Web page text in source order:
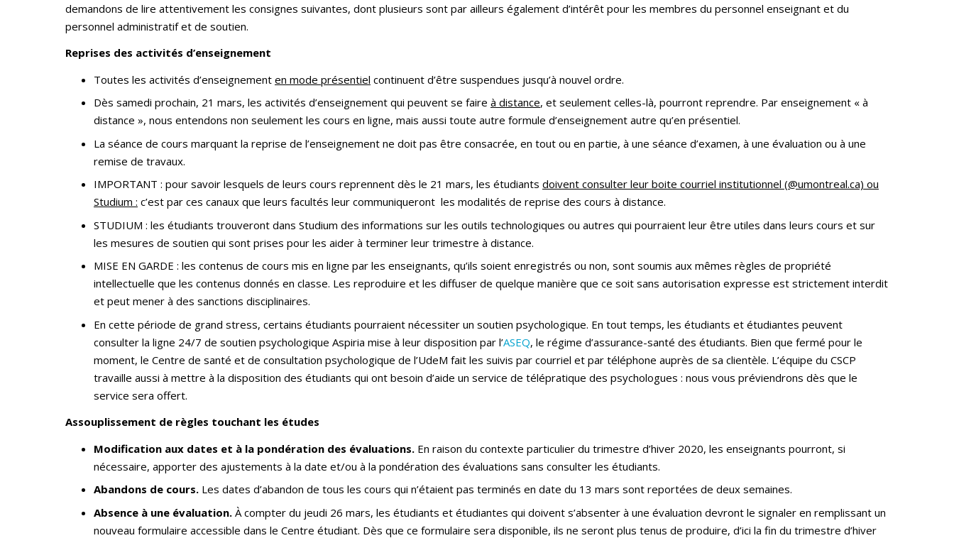
demandons de lire attentivement les consignes suivantes, dont plusieurs sont par ailleurs également d’intérêt pour les membres du personnel enseignant et du
personnel administratif et de soutien.
Reprises des activités d’enseignement
Toutes les activités d’enseignement en mode présentiel continuent d’être suspendues jusqu’à nouvel ordre.
Dès samedi prochain, 21 mars, les activités d’enseignement qui peuvent se faire à distance, et seulement celles-là, pourront reprendre. Par enseignement « à
distance », nous entendons non seulement les cours en ligne, mais aussi toute autre formule d’enseignement autre qu’en présentiel.
La séance de cours marquant la reprise de l’enseignement ne doit pas être consacrée, en tout ou en partie, à une séance d’examen, à une évaluation ou à une
remise de travaux.
IMPORTANT : pour savoir lesquels de leurs cours reprennent dès le 21 mars, les étudiants doivent consulter leur boite courriel institutionnel (@umontreal.ca) ou
Studium : c’est par ces canaux que leurs facultés leur communiqueront les modalités de reprise des cours à distance.
STUDIUM : les étudiants trouveront dans Studium des informations sur les outils technologiques ou autres qui pourraient leur être utiles dans leurs cours et sur
les mesures de soutien qui sont prises pour les aider à terminer leur trimestre à distance.
MISE EN GARDE : les contenus de cours mis en ligne par les enseignants, qu’ils soient enregistrés ou non, sont soumis aux mêmes règles de propriété
intellectuelle que les contenus donnés en classe. Les reproduire et les diffuser de quelque manière que ce soit sans autorisation expresse est strictement interdit
et peut mener à des sanctions disciplinaires.
En cette période de grand stress, certains étudiants pourraient nécessiter un soutien psychologique. En tout temps, les étudiants et étudiantes peuvent
consulter la ligne 24/7 de soutien psychologique Aspiria mise à leur disposition par l’ASEQ, le régime d’assurance-santé des étudiants. Bien que fermé pour le
moment, le Centre de santé et de consultation psychologique de l’UdeM fait les suivis par courriel et par téléphone auprès de sa clientèle. L’équipe du CSCP
travaille aussi à mettre à la disposition des étudiants qui ont besoin d’aide un service de télépratique des psychologues : nous vous préviendrons dès que le
service sera offert.
Assouplissement de règles touchant les études
Modification aux dates et à la pondération des évaluations. En raison du contexte particulier du trimestre d’hiver 2020, les enseignants pourront, si
nécessaire, apporter des ajustements à la date et/ou à la pondération des évaluations sans consulter les étudiants.
Abandons de cours. Les dates d’abandon de tous les cours qui n’étaient pas terminés en date du 13 mars sont reportées de deux semaines.
Absence à une évaluation. À compter du jeudi 26 mars, les étudiants et étudiantes qui doivent s’absenter à une évaluation devront le signaler en remplissant un
nouveau formulaire accessible dans le Centre étudiant. Dès que ce formulaire sera disponible, ils ne seront plus tenus de produire, d’ici la fin du trimestre d’hiver